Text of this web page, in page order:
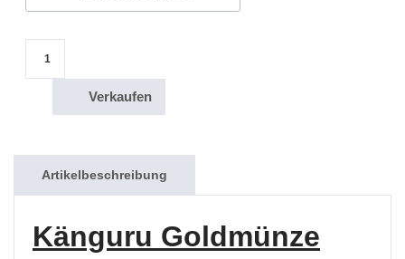
Verkaufen
Artikelbeschreibung
Känguru Goldmünze